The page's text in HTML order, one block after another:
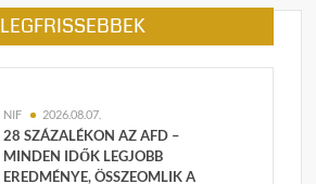
LEGFRISSEBBEK
NIF 2026.08.07.
28 SZÁZALÉKON AZ AFD –
MINDEN IDŐK LEGJOBB
EREDMÉNYE, ÖSSZEOMLIK A